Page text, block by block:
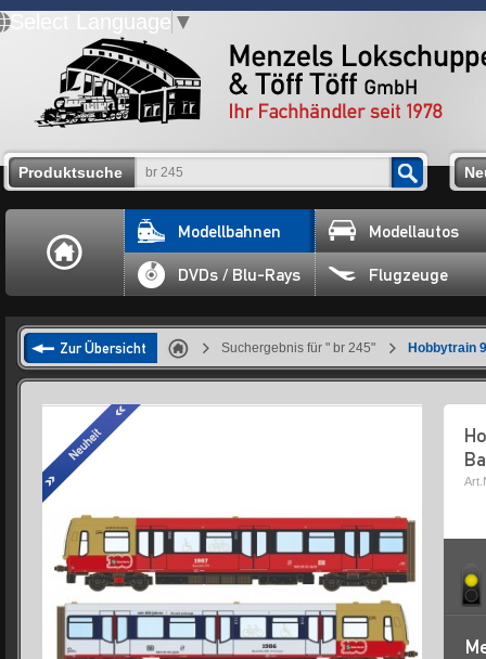
Select Language ▼
Produktsuche
Modellbahnen Modellautos
DVDs / Blu-Rays Flugzeuge
Zur Übersicht Suchergebnis für " br 245" Hobbytrain